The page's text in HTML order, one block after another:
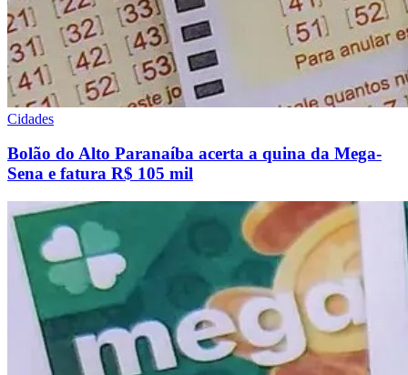
Cidades
Bolão do Alto Paranaíba acerta a quina da Mega-
Sena e fatura R$ 105 mil